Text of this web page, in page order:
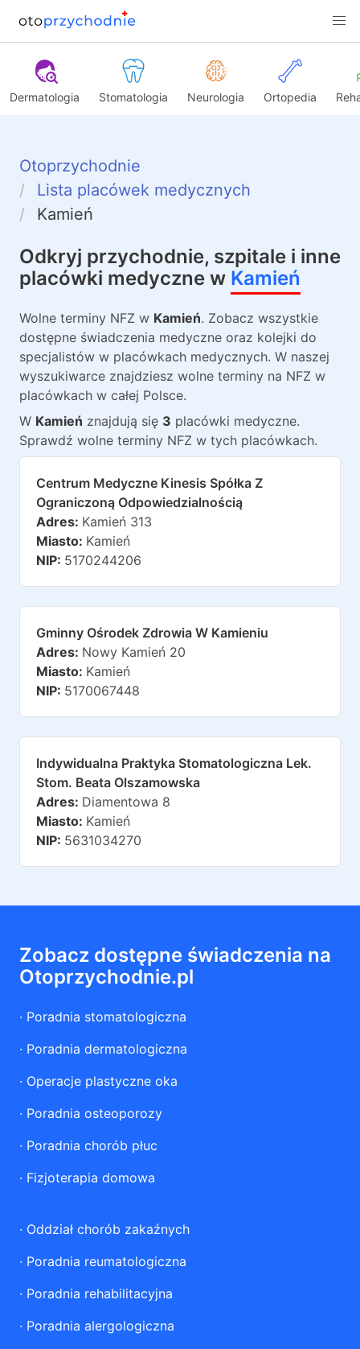
Dermatologia Stomatologia Neurologia Ortopedia
Otoprzychodnie
Lista placówek medycznych
Kamień
Odkryj przychodnie, szpitale i inne
placówki medyczne w Kamień
Wolne terminy NFZ w Kamień. Zobacz wszystkie
dostępne świadczenia medyczne oraz kolejki do
specjalistów w placówkach medycznych. W naszej
wyszukiwarce znajdziesz wolne terminy na NFZ w
placówkach w całej Polsce.
W Kamień znajdują się 3 placówki medyczne.
Sprawdź wolne terminy NFZ w tych placówkach.
Centrum Medyczne Kinesis Spółka Z
Ograniczoną Odpowiedzialnością
Adres: Kamień 313
Miasto: Kamień
NIP: 5170244206
Gminny Ośrodek Zdrowia W Kamieniu
Adres: Nowy Kamień 20
Miasto: Kamień
NIP: 5170067448
Indywidualna Praktyka Stomatologiczna Lek.
Stom. Beata Olszamowska
Adres: Diamentowa 8
Miasto: Kamień
NIP: 5631034270
Zobacz dostępne świadczenia na
Otoprzychodnie.pl
· Poradnia stomatologiczna
· Poradnia dermatologiczna
· Operacje plastyczne oka
· Poradnia osteoporozy
· Poradnia chorób płuc
· Fizjoterapia domowa
· Oddział chorób zakaźnych
· Poradnia reumatologiczna
· Poradnia rehabilitacyjna
· Poradnia alergologiczna